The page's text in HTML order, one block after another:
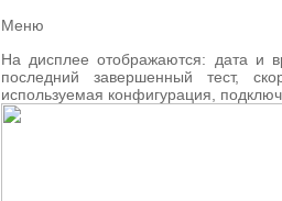
Меню
На дисплее отображаются: дата и
последний завершенный тест,
используемая конфигурация,